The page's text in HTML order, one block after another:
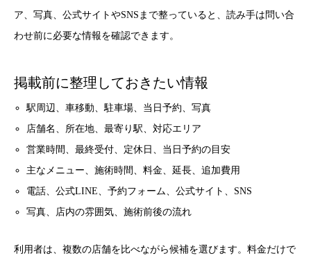
ア、写真、公式サイトやSNSまで整っていると、読み手は問い合
わせ前に必要な情報を確認できます。
掲載前に整理しておきたい情報
駅周辺、車移動、駐車場、当日予約、写真
店舗名、所在地、最寄り駅、対応エリア
営業時間、最終受付、定休日、当日予約の目安
主なメニュー、施術時間、料金、延長、追加費用
電話、公式LINE、予約フォーム、公式サイト、SNS
写真、店内の雰囲気、施術前後の流れ
利用者は、複数の店舗を比べながら候補を選びます。料金だけで